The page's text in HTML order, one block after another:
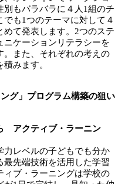
別もバラバラに４人1組のチ
も1つのテーマに対して４
めて発表します。2つのステ
ニケーションリテラシーを
。また、それぞれの考えの
みます。
グ」プログラム構築の狙い
アクティブ・ラーニン
力レベルの子どもでも分か
最先端技術を活用した学習
ィブ・ラーニングは学校の